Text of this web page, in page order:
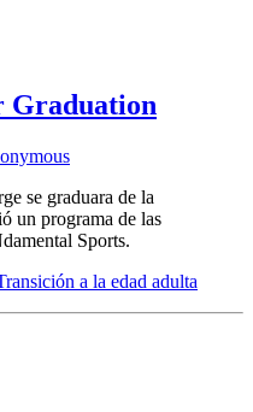
Graduation
se graduara de la
un programa de las
Sports.
a la edad adulta